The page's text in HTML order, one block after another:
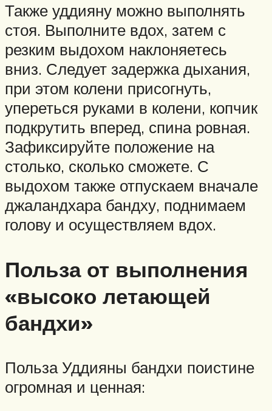
Также уддияну можно выполнять
стоя. Выполните вдох, затем с
резким выдохом наклоняетесь
вниз. Следует задержка дыхания,
при этом колени присогнуть,
упереться руками в колени, копчик
подкрутить вперед, спина ровная.
Зафиксируйте положение на
столько, сколько сможете. С
выдохом также отпускаем вначале
джаландхара бандху, поднимаем
голову и осуществляем вдох.
Польза от выполнения
«высоко летающей
бандхи»
Польза Уддияны бандхи поистине
огромная и ценная: